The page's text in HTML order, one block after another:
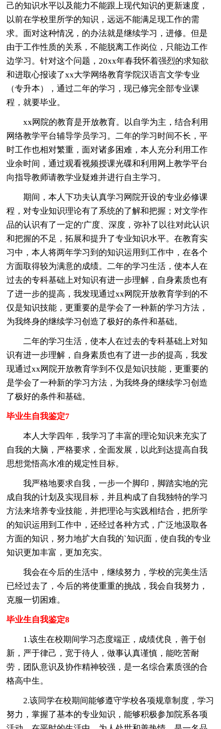
己的知识水平以及能力不能跟上现代知识的更新速度，
以前在学校里所学的知识，远远不能满足现工作的需
求。面对这种情况，的办法就是继续学习，进修。但是
由于工作性质的关系，不能脱离工作岗位，只能边工作
边学习。针对这个问题，20xx年春我怀着强烈的求知欲
和进取心报读了xx大学网络教育学院汉语言文学专业
（专升本），通过二年的学习，现已修完全部专业课
程，就要毕业。
xx网院的教育是开放教育。以自学为主，结合利用
网络教学平台辅导学员学习。二年的学习时间不长，平
时工作也相对繁重，面对诸多困难，本人充分利用工作
业余时间，通过观看视频授课光碟和利用网上教学平台
向指导教师请教学业疑难并进行自主学习。
期间，本人下功夫认真学习网院开设的专业必修课
程，对专业知识理论有了系统的了解和把握；对文学作
品的认识有了一定的'广度、深度，弥补了以往对此认识
和把握的不足，拓展和提升了专业知识水平。在教育实
习中，本人将两年学习到的知识运用到工作中，在各个
方面取得较为满意的成绩。二年的学习生活，使本人在
过去的专科基础上对知识有进一步理解，自身素质也有
了进一步的提高，我发现通过xx网院开放教育学到的不
仅是知识技能，更重要的是学会了一种新的学习方法，
为我终身的继续学习创造了极好的条件和基础。
二年的学习生活，使本人在过去的专科基础上对知
识有进一步理解，自身素质也有了进一步的提高，我发
现通过xx网院开放教育学到不仅是知识技能，更重要的
是学会了一种新的学习方法，为我终身的继续学习创造
了极好的条件和基础。
毕业生自我鉴定7
本人大学四年，我学习了丰富的理论知识来充实了
自我的大脑，严格要求，全面发展，以此到达提高自我
思想觉悟高水准的规定性目标。
我严格地要求自我，一步一个脚印，脚踏实地的完
成自我的计划及实现目标，并且构成了自我独特的学习
方法来培养专业技能，并把理论与实践相结合，把所学
的知识运用到工作中，还经过各种方式，广泛地汲取各
方面的知识，努力地扩大自我的`知识面，使自我的专业
知识更加丰富，更加充实。
我会在今后的生活中，继续努力，学校的完美生活
已经过去了，今后的将使重重的挑战，我会自我努力，
克服一切困难。
毕业生自我鉴定8
1.该生在校期间学习态度端正，成绩优良，善于创
新，严于律己，宽于待人，做事认真谨慎，能吃苦耐
劳，团队意识及协作精神较强，是一名综合素质强的合
格高中生。
2.该同学在校期间能够遵守学校各项规章制度，学习
努力，掌握了基本的专业知识，能够积极参加院系各项